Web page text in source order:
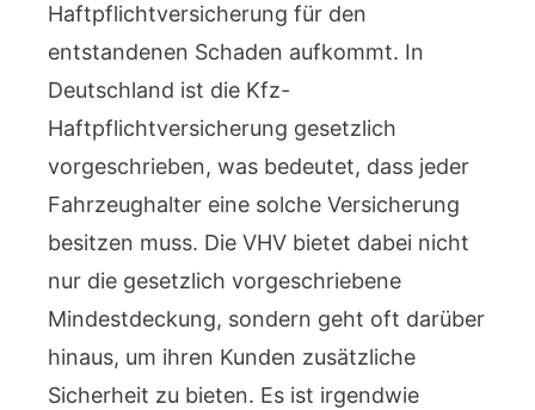
Haftpflichtversicherung für den
entstandenen Schaden aufkommt. In
Deutschland ist die Kfz-
Haftpflichtversicherung gesetzlich
vorgeschrieben, was bedeutet, dass jeder
Fahrzeughalter eine solche Versicherung
besitzen muss. Die VHV bietet dabei nicht
nur die gesetzlich vorgeschriebene
Mindestdeckung, sondern geht oft darüber
hinaus, um ihren Kunden zusätzliche
Sicherheit zu bieten. Es ist irgendwie